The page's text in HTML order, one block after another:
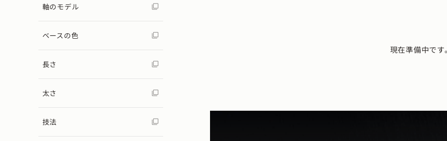
軸のモデル
ベースの色
長さ
太さ
技法
現在準備中です